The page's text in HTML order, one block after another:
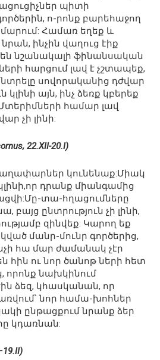
պիտի
ո-րոնք բարեհաջող
Համառ եղեք և
ինչին վաղուց էիք
նշանակալի ֆինանսական
հարցում լավ է չշտապեք,
սովորականից դժվար
կլինի այն, ինչ ձեռք կբերեք
համար լավ
չի լինի:
22.XII-20.I)
կունենաք:Միակ
դրանք միանգամից
տա-հղացումները
բայց ընտրություն չի լինի,
զինվեք: Կարող եք
մանր-մունր գործերից,
հա մար ժամանակ չէր
հին ու նոր ծանոթ ների հետ
որոնք նախկինում
ձեզ, կհասկանան, որ
նոր համա-խոհներ
ընթացքում նրանք ձեր
կդառնան: